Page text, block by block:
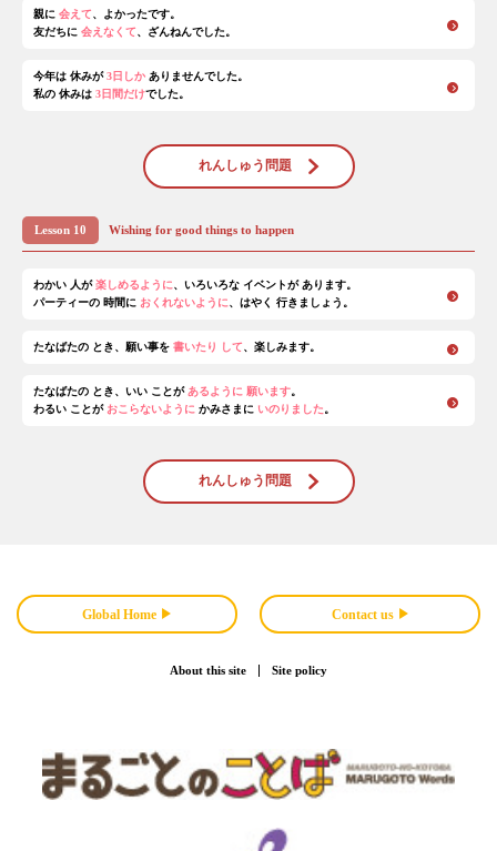
親に 会えて、よかったです。
友だちに 会えなくて、ざんねんでした。
今年は 休みが3日しか ありませんでした。
私の 休みは 3日間だけでした。
れんしゅう問題
Lesson 10 Wishing for good things to happen
わかい 人が楽しめるように、いろいろな イベントが あります。
パーティーの 時間に おくれないように、はやく 行きましょう。
たなばたの とき、願い事を 書いたり して、楽しみます。
たなばたの とき、いい ことが あるように 願います。
わるい ことが おこらないように かみさまに いのりました。
れんしゅう問題
About this site Site policy
Global Home Contact us